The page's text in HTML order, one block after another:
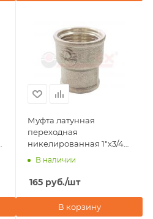
Муфта латунная
переходная
никелированная 1"х3/4"
внутренняя резьба
В наличии
165 руб./шт
В корзину